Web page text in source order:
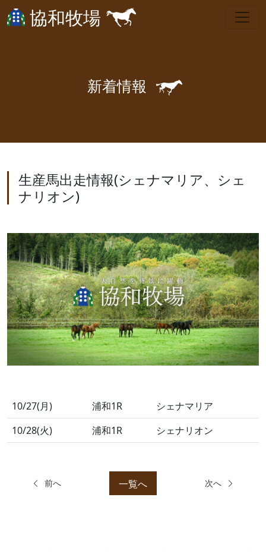
協和牧場
新着情報 🐎
生産馬出走情報(シェナマリア、シェ
ナリオン)
10/27(月) 浦和1R
シェナマリア
10/28(火)
浦和1R シェナリオン
前へ 一覧へ 次へ